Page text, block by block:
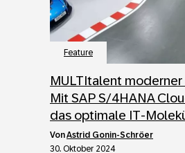
Feature
MULTItalent
Mit SAP S/4HANA
das optimale IT-
vonAstrid Gonin-Schröer
30. Oktober 2024